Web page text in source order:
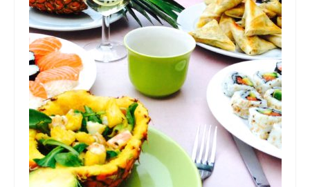
Liste
Entrées
Aumônières Feuilletés Samoussas
Blinis Cakes
Salades Verrines
Tartinades Tartines